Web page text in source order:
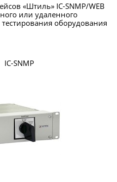
«Штиль» IC-SNMP/WEB
или удаленного
оборудования
IC-SNMP